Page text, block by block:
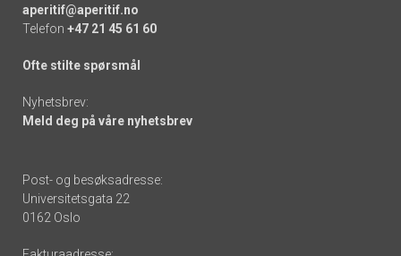
aperitif@aperitif.no
Telefon +47 21 45 61 60
Ofte stilte spørsmål
Nyhetsbrev:
Meld deg på våre nyhetsbrev
Post- og besøksadresse:
Universitetsgata 22
0162 Oslo